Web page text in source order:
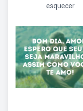
esquecer